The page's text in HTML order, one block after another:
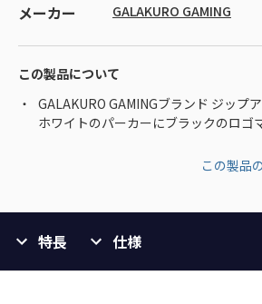
メーカー GALAKURO GAMING
この製品について
GALAKURO GAMINGブランド ジップ
ホワイトのパーカーにブラックのロゴ
この製品
特長 仕様